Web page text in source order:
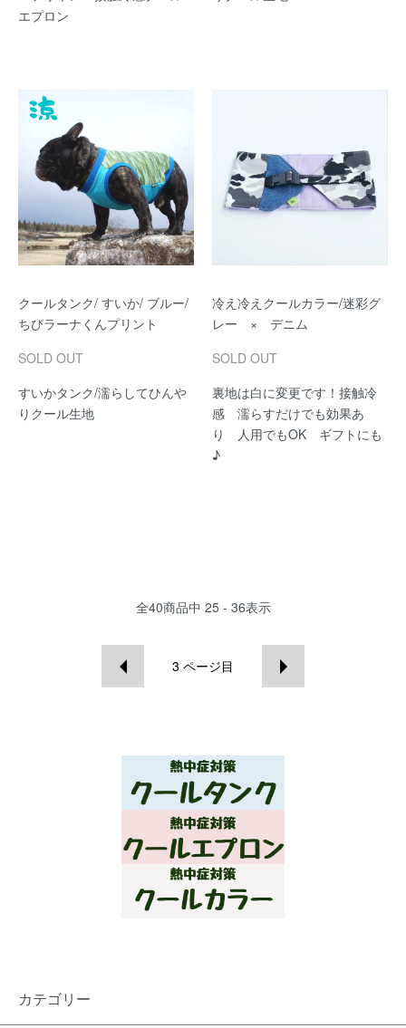
エプロン
クールタンク/ すいか/ ブルー/
ちびラーナくんプリント
SOLD OUT
すいかタンク/濡らしてひんや
りクール生地
冷え冷えクールカラー/迷彩グ
レー × デニム
SOLD OUT
裏地は白に変更です！接触冷
感 濡らすだけでも効果あ
り 人用でもOK ギフトにも
♪
全40商品中 25 - 36表示
3 ページ目
カテゴリー